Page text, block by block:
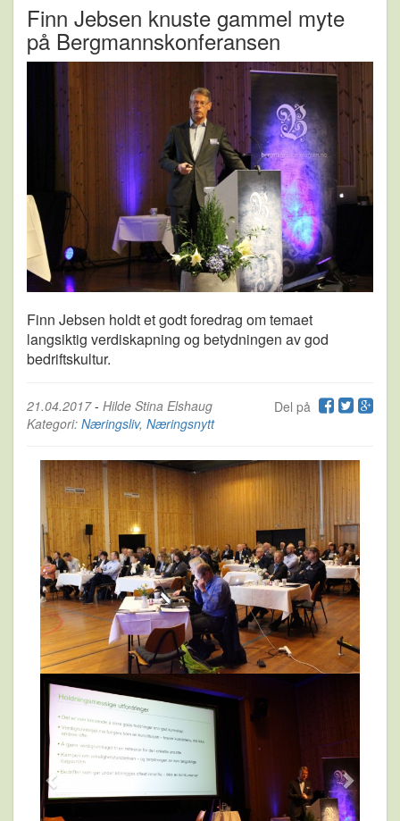
Finn Jebsen knuste gammel myte
på Bergmannskonferansen
Finn Jebsen holdt et godt foredrag om temaet
langsiktig verdiskapning og betydningen av god
bedriftskultur.
Del på
21.04.2017- Hilde Stina Elshaug
Kategori: Næringsliv, Næringsnytt